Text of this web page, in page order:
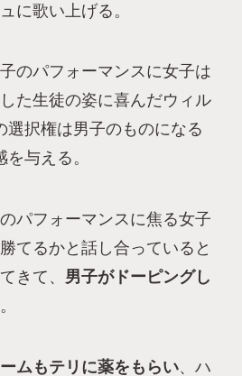
に歌い上げる。
のパフォーマンスに女子は
た生徒の姿に喜んだウィル
選択権は男子のものになる
与える。
パフォーマンスに焦る女子
てるかと話し合っていると
きて、 男子がドーピングし
。
ムもテリに薬をもらい、ハ